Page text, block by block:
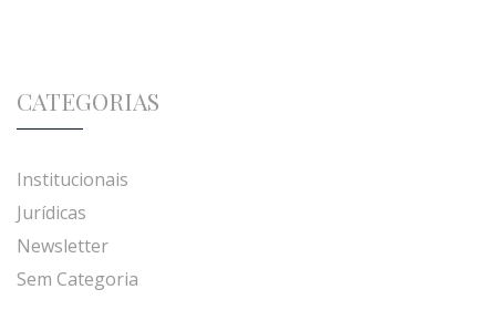
CATEGORIAS
Institucionais
Jurídicas
Newsletter
Sem Categoria